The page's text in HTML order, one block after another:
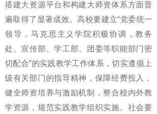
搭建大资源平台和构建大师资体系方面普
遍取得了显著成效。高校要建立“党委统一
领导，马克思主义学院积极协调，教务
处、宣传部、学工部、团委等职能部门密
切配合”的实践教学工作体系，切实遵循上
级有关部门的指导精神，保障经费投入，
健全师资培养与激励机制，整合校内外教
学资源，规范实践教学组织实施。社会要